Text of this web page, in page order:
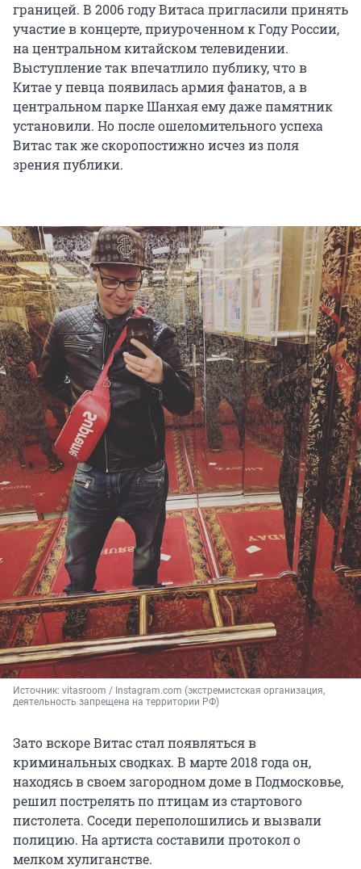
границей. В 2006 году Витаса пригласили принять
участие в концерте, приуроченном к Году России,
на центральном китайском телевидении.
Выступление так впечатлило публику, что в
Китае у певца появилась армия фанатов, а в
центральном парке Шанхая ему даже памятник
установили. Но после ошеломительного успеха
Витас так же скоропостижно исчез из поля
зрения публики.
Источник: vitasroom / Instagram.com (экстремистская организация,
деятельность запрещена на территории РФ)
Зато вскоре Витас стал появляться в
криминальных сводках. В марте 2018 года он,
находясь в своем загородном доме в Подмосковье,
решил пострелять по птицам из стартового
пистолета. Соседи переполошились и вызвали
полицию. На артиста составили протокол о
мелком хулиганстве.